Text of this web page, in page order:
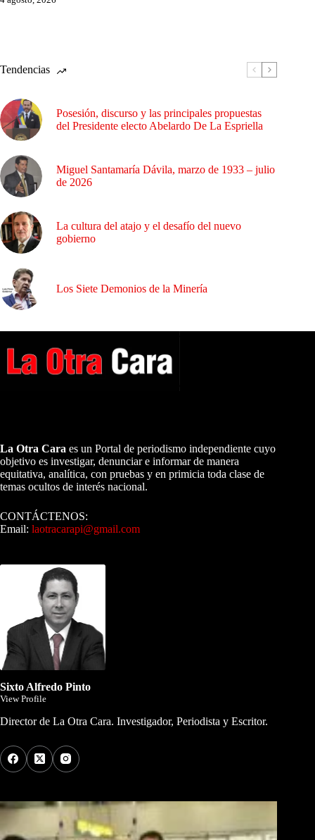
Tendencias
Posesión, discurso y las principales propuestas
del Presidente electo Abelardo De La Espriella
Miguel Santamaría Dávila, marzo de 1933 – julio
de 2026
La cultura del atajo y el desafío del nuevo
gobierno
Los Siete Demonios de la Minería
La Otra Cara es un Portal de periodismo independiente cuyo
objetivo es investigar, denunciar e informar de manera
equitativa, analítica, con pruebas y en primicia toda clase de
temas ocultos de interés nacional.
CONTÁCTENOS:
Email: laotracarapi@gmail.com
Sixto Alfredo Pinto
View Profile
Director de La Otra Cara. Investigador, Periodista y Escritor.